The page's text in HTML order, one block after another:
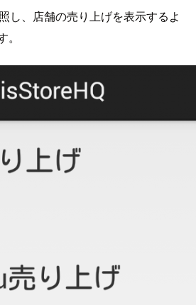
し、店舗の売り上げを表示するよ